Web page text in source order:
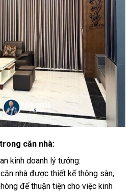
căn nhà:
kinh doanh lý tưởng:
nhà được thiết kế thông sàn,
để thuận tiện cho việc kinh